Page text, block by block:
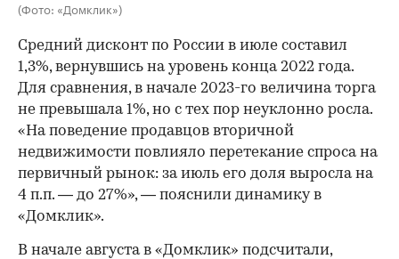
(Фото: «Домклик»)
Средний дисконт по России в июле составил
1,3%, вернувшись на уровень конца 2022 года.
Для сравнения, в начале 2023-го величина торга
не превышала 1%, но с тех пор неуклонно росла.
«На поведение продавцов вторичной
недвижимости повлияло перетекание спроса на
первичный рынок: за июль его доля выросла на
4 п.п. — до 27%», — пояснили динамику в
«Домклик».
В начале августа в «Домклик» подсчитали,